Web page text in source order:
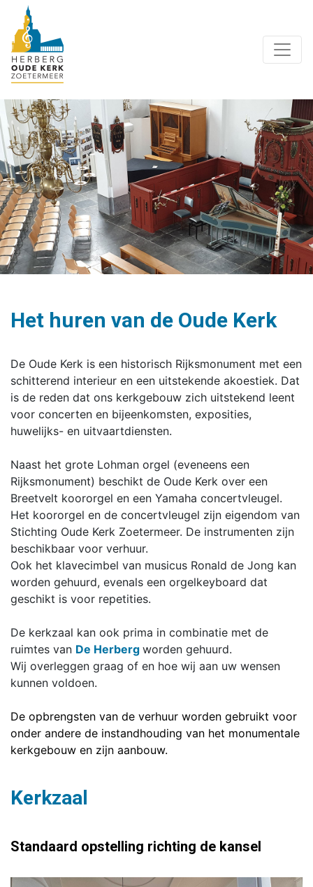
Het huren van de Oude Kerk
De Oude Kerk is een historisch Rijksmonument met een
schitterend interieur en een uitstekende akoestiek. Dat
is de reden dat ons kerkgebouw zich uitstekend leent
voor concerten en bijeenkomsten, exposities,
huwelijks- en uitvaartdiensten.
Naast het grote Lohman orgel (eveneens een
Rijksmonument) beschikt de Oude Kerk over een
Breetvelt koororgel en een Yamaha concertvleugel.
Het koororgel en de concertvleugel zijn eigendom van
Stichting Oude Kerk Zoetermeer. De instrumenten zijn
beschikbaar voor verhuur.
Ook het klavecimbel van musicus Ronald de Jong kan
worden gehuurd, evenals een orgelkeyboard dat
geschikt is voor repetities.
De kerkzaal kan ook prima in combinatie met de
ruimtes van De Herberg worden gehuurd.
Wij overleggen graag of en hoe wij aan uw wensen
kunnen voldoen.
De opbrengsten van de verhuur worden gebruikt voor
onder andere de instandhouding van het monumentale
kerkgebouw en zijn aanbouw.
Kerkzaal
Standaard opstelling richting de kansel